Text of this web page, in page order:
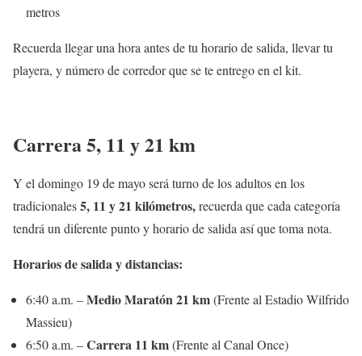
metros
Recuerda llegar una hora antes de tu horario de salida, llevar tu
playera, y número de corredor que se te entrego en el kit.
Carrera 5, 11 y 21 km
Y el domingo 19 de mayo será turno de los adultos en los
tradicionales5, 11 y 21 kilómetros,recuerda que cada categoría
tendrá un diferente punto y horario de salida así que toma nota.
Horarios de salida y distancias:
6:40 a.m. –Medio Maratón 21 km(Frente al Estadio Wilfrido
Massieu)
6:50 a.m. –Carrera 11 km(Frente al Canal Once)